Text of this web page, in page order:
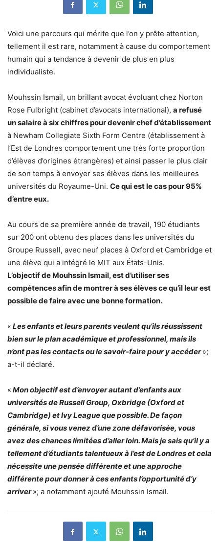
Voici une parcours qui mérite que l’on y prête attention,
tellement il est rare, notamment à cause du comportement
humain qui a tendance à devenir de plus en plus
individualiste.
Mouhssin Ismail, un brillant avocat évoluant chez Norton
Rose Fulbright (cabinet d’avocats international), a refusé
un salaire à six chiffres pour devenir chef d’établissement
à Newham Collegiate Sixth Form Centre (établissement à
l’Est de Londres comportement une très forte proportion
d’élèves d’origines étrangères) et ainsi passer le plus clair
de son temps à envoyer ses élèves dans les meilleures
universités du Royaume-Uni. Ce qui est le cas pour 95%
d’entre eux.
Au cours de sa première année de travail, 190 étudiants
sur 200 ont obtenu des places dans les universités du
Groupe Russell, avec neuf places à Oxford et Cambridge et
une élève qui a intégré le MIT aux États-Unis.
L’objectif de Mouhssin Ismail, est d’utiliser ses
compétences afin de montrer à ses élèves ce qu’il leur est
possible de faire avec une bonne formation.
« Les enfants et leurs parents veulent qu’ils réussissent
bien sur le plan académique et professionnel, mais ils
n’ont pas les contacts ou le savoir-faire pour y accéder »;
a-t-il déclaré.
« Mon objectif est d’envoyer autant d’enfants aux
universités de Russell Group, Oxbridge (Oxford et
Cambridge) et Ivy League que possible. De façon
générale, si vous venez d’une zone défavorisée, vous
avez des chances limitées d’aller loin. Mais je sais qu’il y a
tellement d’étudiants talentueux à l’est de Londres et cela
nécessite une pensée différente et une approche
différente pour donner à ces enfants l’opportunité d’y
arriver »; a notamment ajouté Mouhssin Ismail.